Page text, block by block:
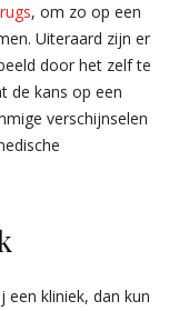
, om zo op een
Uiteraard zijn er
door het zelf te
de kans op een
verschijnselen
kliniek, dan kun